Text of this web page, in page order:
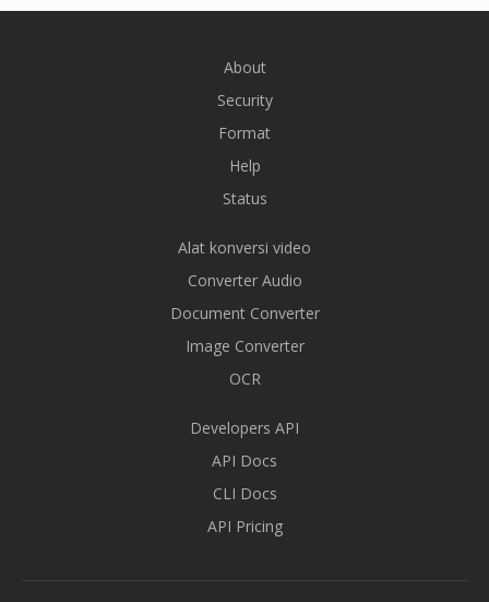
About
Security
Format
Help
Status
Alat konversi video
Converter Audio
Document Converter
Image Converter
OCR
Developers API
API Docs
CLI Docs
API Pricing